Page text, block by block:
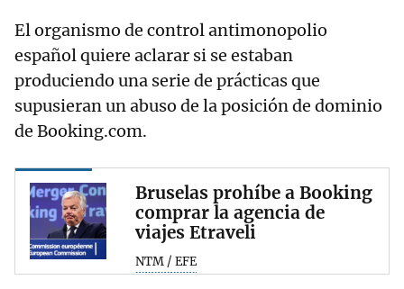
El organismo de control antimonopolio
español quiere aclarar si se estaban
produciendo una serie de prácticas que
supusieran un abuso de la posición de dominio
de Booking.com.
Bruselas prohíbe a Booking
comprar la agencia de
viajes Etraveli
NTM / EFE